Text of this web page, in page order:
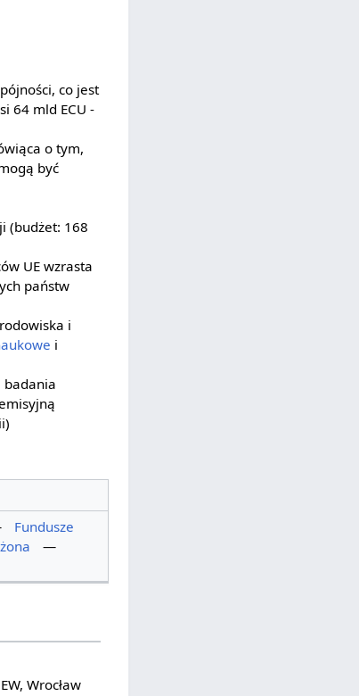
co jest
64 mld ECU -
o tym,
być
(budżet: 168
UE wzrasta
państw
i
i
badania
Fundusze
—
Wrocław